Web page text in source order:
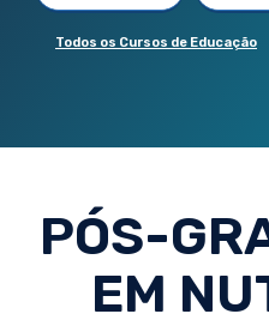
Todos os Cursos de Educação
PÓS-
EM